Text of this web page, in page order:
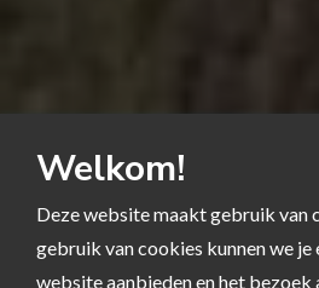
Welkom!
Deze website maakt gebruik van
gebruik van cookies kunnen we je
website aanbieden en het bezoek